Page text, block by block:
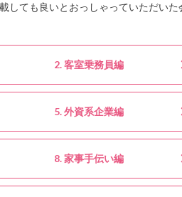
しても良いとおっしゃっていただいた
2. 客室乗務員編
5. 外資系企業編
8. 家事手伝い編